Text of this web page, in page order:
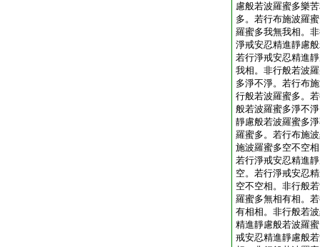
慮般若波羅蜜多樂
多。若行布施波羅
羅蜜多我無我相。
淨戒安忍精進靜慮
若行淨戒安忍精進
我相。非行般若波
多淨不淨。若行布
行般若波羅蜜多。
般若波羅蜜多淨不
靜慮般若波羅蜜多
羅蜜多。若行布施
施波羅蜜多空不空
若行淨戒安忍精進
空。若行淨戒安忍
空不空相。非行般
羅蜜多無相有相。
有相相。非行般若
精進靜慮般若波羅
戒安忍精進靜慮般